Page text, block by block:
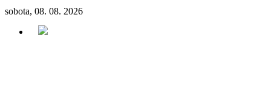
sobota, 08. 08. 2026